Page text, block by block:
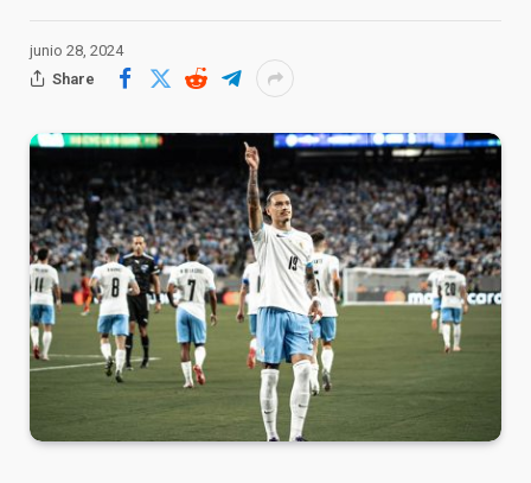
junio 28, 2024
Share